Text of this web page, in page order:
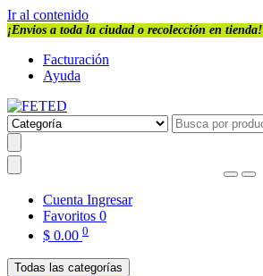
Ir al contenido
¡Envios a toda la ciudad o recolección en tienda!
Facturación
Ayuda
Cuenta Ingresar
Favoritos 0
$ 0.00 0
Todas las categorías